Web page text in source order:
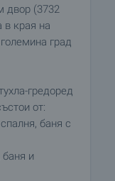
двор (3732
в края на
град
гредоред
от:
баня с
и